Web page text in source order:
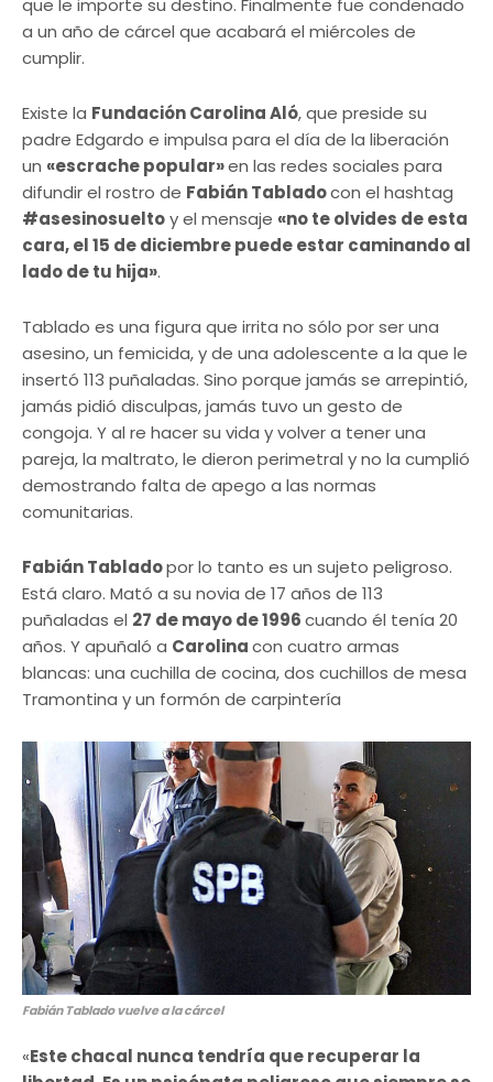
que le importe su destino. Finalmente fue condenado
a un año de cárcel que acabará el miércoles de
cumplir.
Existe la Fundación Carolina Aló, que preside su
padre Edgardo e impulsa para el día de la liberación
un «escrache popular»en las redes sociales para
difundir el rostro de Fabián Tabladocon el hashtag
#asesinosueltoy el mensaje «no te olvides de esta
cara, el 15 de diciembre puede estar caminando al
lado de tu hija».
Tablado es una figura que irrita no sólo por ser una
asesino, un femicida, y de una adolescente a la que le
insertó 113 puñaladas. Sino porque jamás se arrepintió,
jamás pidió disculpas, jamás tuvo un gesto de
congoja. Y al re hacer su vida y volver a tener una
pareja, la maltrato, le dieron perimetral y no la cumplió
demostrando falta de apego a las normas
comunitarias.
Fabián Tabladopor lo tanto es un sujeto peligroso.
Está claro. Mató a su novia de 17 años de 113
puñaladas el 27 de mayo de 1996cuando él tenía 20
años. Y apuñaló a Carolinacon cuatro armas
blancas: una cuchilla de cocina, dos cuchillos de mesa
Tramontina y un formón de carpintería
Fabián Tablado vuelve a la cárcel
«Este chacal nunca tendría que recuperar la